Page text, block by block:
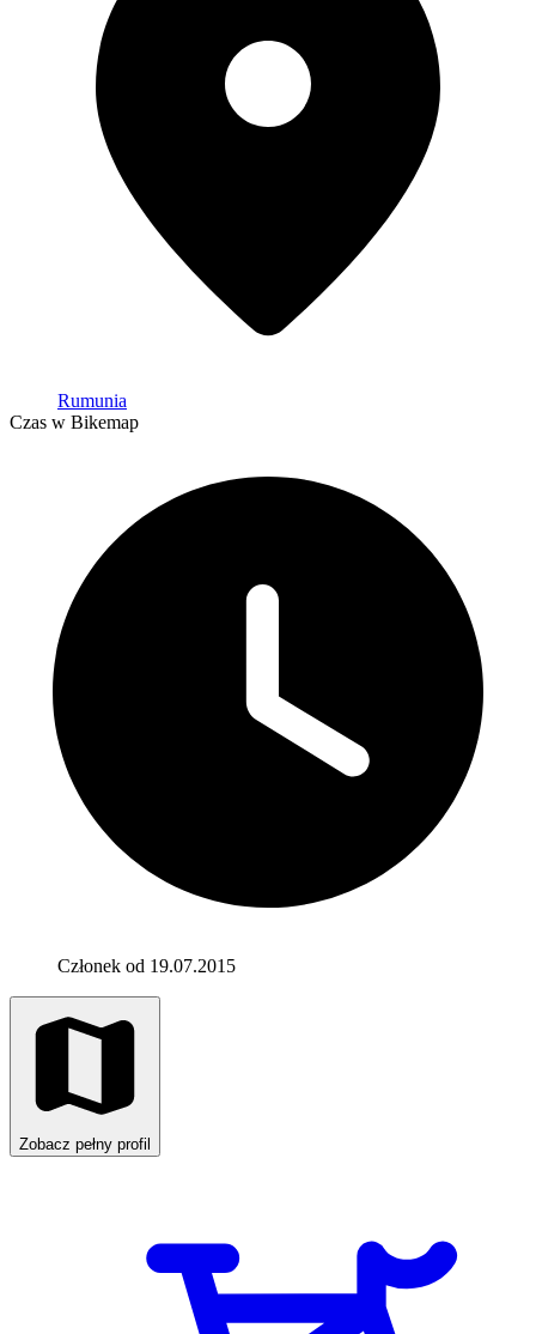
Rumunia
Czas w Bikemap
Członek od 19.07.2015
Zobacz pełny profil